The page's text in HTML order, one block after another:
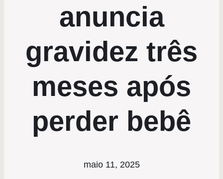
anuncia
gravidez três
meses após
perder bebê
maio 11, 2025